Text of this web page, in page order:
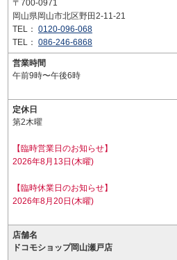
〒700-0971
岡山県岡山市北区野田2-11-21
TEL： 0120-096-068
TEL： 086-246-6868
営業時間
午前9時〜午後6時
定休日
第2木曜
【臨時営業日のお知らせ】
2026年8月13日(木曜)
【臨時休業日のお知らせ】
2026年8月20日(木曜)
店舗名
ドコモショップ岡山瀬戸店